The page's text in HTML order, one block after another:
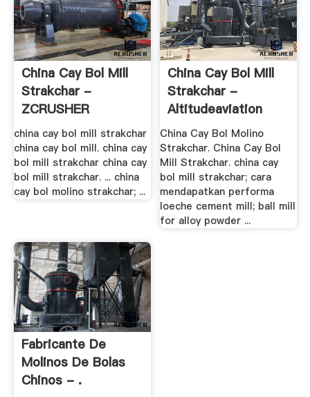
China Cay Bol Mill
Strakchar -
ZCRUSHER
china cay bol mill strakchar
china cay bol mill. china cay
bol mill strakchar china cay
bol mill strakchar. ... china
cay bol molino strakchar; ...
China Cay Bol Mill
Strakchar -
Altitudeaviation
China Cay Bol Molino
Strakchar. China Cay Bol
Mill Strakchar. china cay
bol mill strakchar; cara
mendapatkan performa
loeche cement mill; ball mill
for alloy powder ...
Fabricante De
Molinos De Bolas
Chinos - .